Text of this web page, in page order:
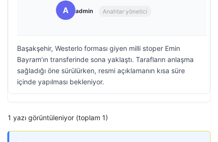
A admin Anahtar yönetici
Başakşehir, Westerlo forması giyen milli stoper Emin
Bayram’ın transferinde sona yaklaştı. Tarafların anlaşma
sağladığı öne sürülürken, resmi açıklamanın kısa süre
içinde yapılması bekleniyor.
1 yazı görüntüleniyor (toplam 1)